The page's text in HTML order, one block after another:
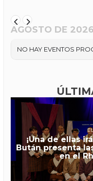
AGOSTO DE 2026
NO HAY EVENTOS
¡Una de ellas
Bután presenta
en el